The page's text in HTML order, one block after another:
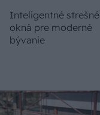
Inteligentné strešné
okná pre moderné
bývanie